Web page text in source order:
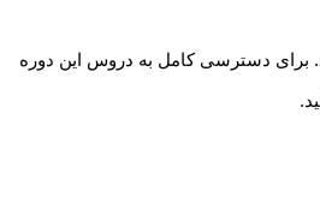
دسترسی کامل به دروس این دوره